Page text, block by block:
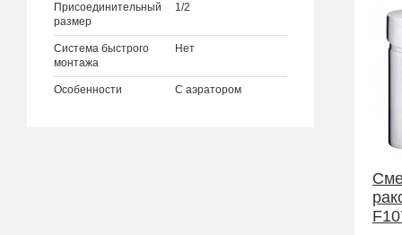
Присоединительный
размер
1/2
Система быстрого
монтажа
Нет
Особенности С аэратором